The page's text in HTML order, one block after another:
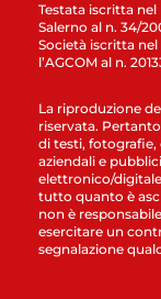
Testata iscritta
Salerno al n. 34/
Società iscritta
l’AGCOM al n.
La riproduzione
riservata.
di testi,
aziendali e
elettronico/
tutto quanto è
non è
esercitare un
segnalazione